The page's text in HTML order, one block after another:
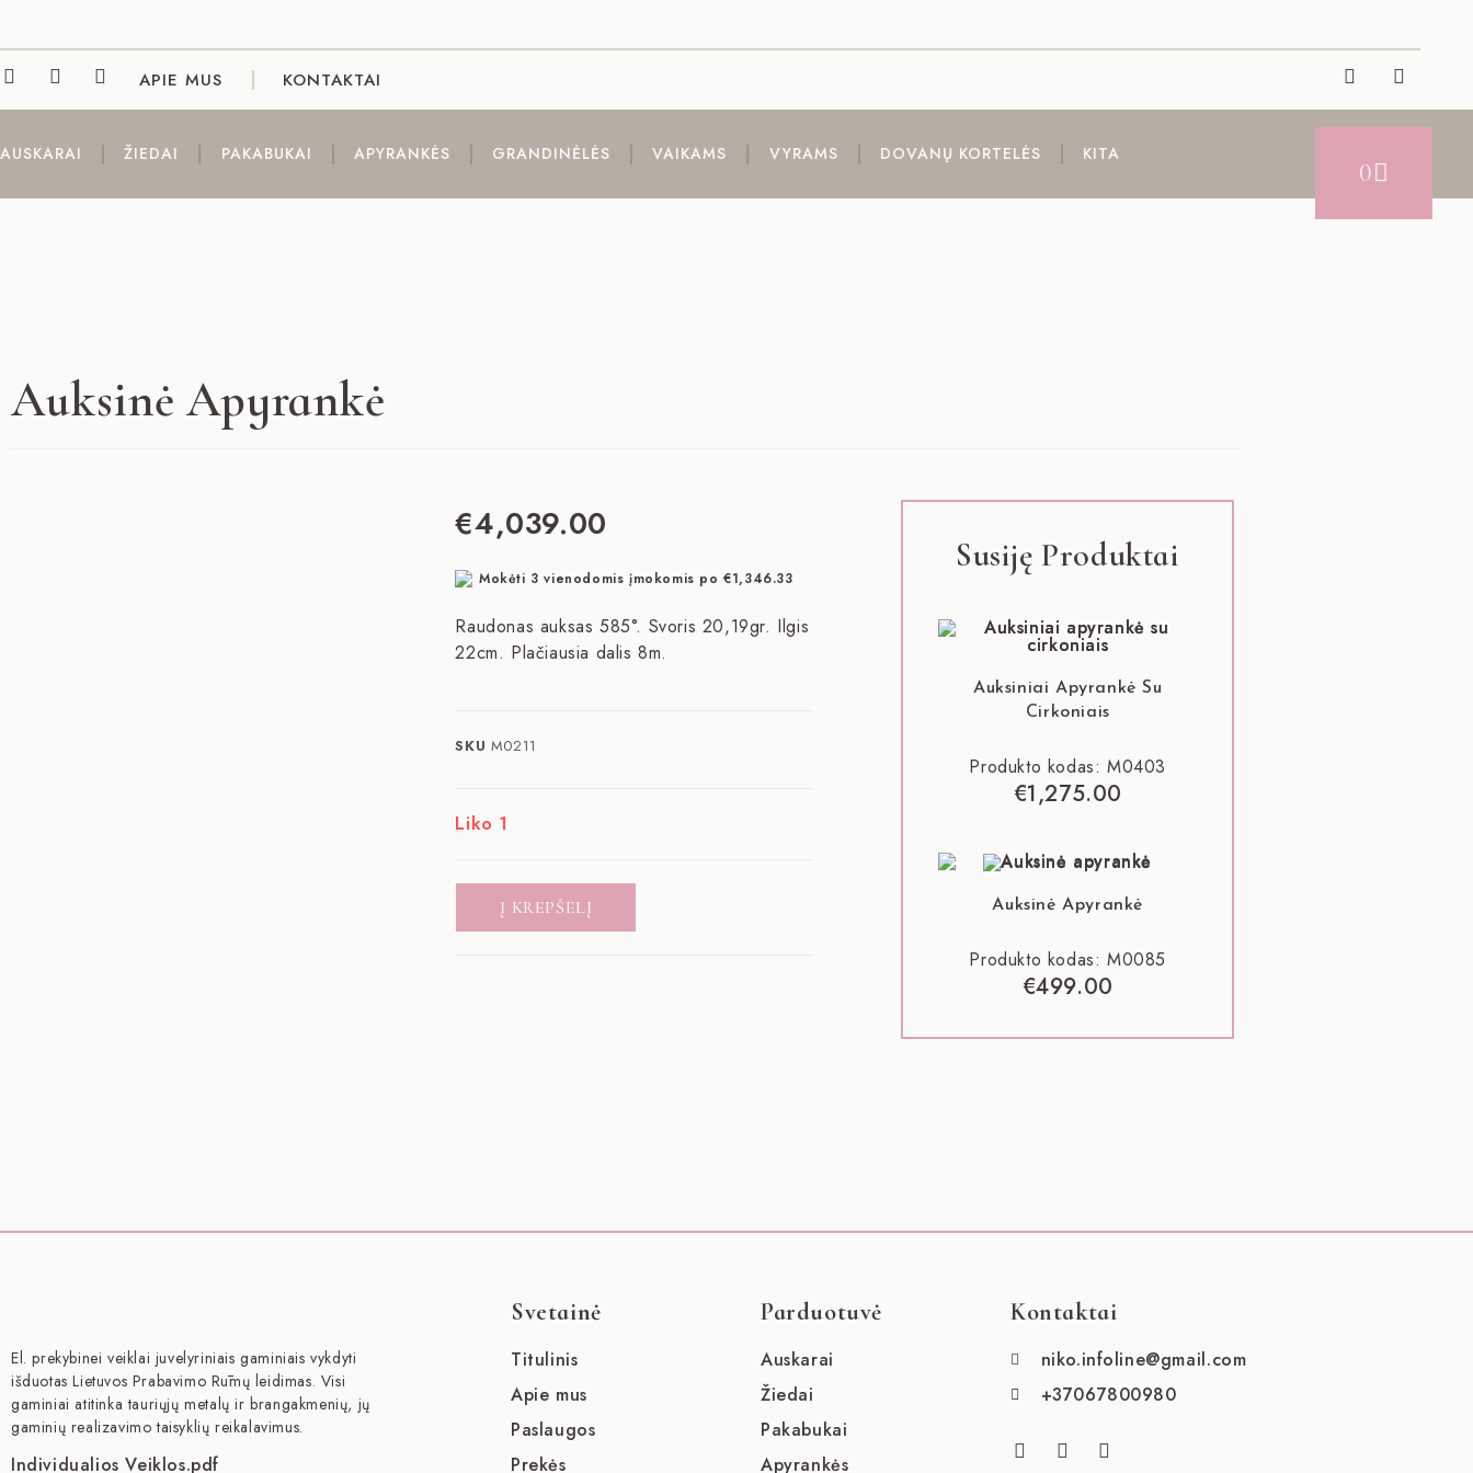
APIE MUS KONTAKTAI
AUSKARAI ŽIEDAI PAKABUKAI APYRANKĖS GRANDINĖLĖS VAIKAMS VYRAMS DOVANŲ KORTELĖS KITA
0
Auksinė Apyrankė
€4,039.00
Mokėti 3 vienodomis įmokomis po€1,346.33
Raudonas auksas 585°. Svoris 20,19gr. Ilgis
22cm. Plačiausia dalis 8m.
SKU M0211
Liko 1
Į KREPŠELĮ
Susiję Produktai
Auksiniai Apyrankė Su
Cirkoniais
Produkto kodas: M0403
€1,275.00
Auksinė Apyrankė
Produkto kodas: M0085
€499.00
El. prekybinei veiklai juvelyriniais gaminiais vykdyti
išduotas Lietuvos Prabavimo Rūmų leidimas. Visi
gaminiai atitinka tauriųjų metalų ir brangakmenių, jų
gaminių realizavimo taisyklių reikalavimus.
Individualios Veiklos.pdf
Svetainė
Titulinis
Apie mus
Paslaugos
Prekės
Parduotuvė
Auskarai
Žiedai
Pakabukai
Apyrankės
Kontaktai
niko.infoline@gmail.com
+37067800980